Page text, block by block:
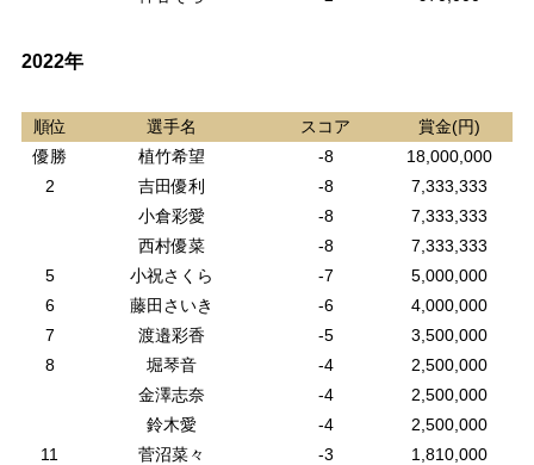
2022年
順位 選手名 スコア
賞金(円)
優勝
植竹希望 -8
18,000,000
2
吉田優利 -8
7,333,333
小倉彩愛
-8
7,333,333
西村優菜
-8
7,333,333
5
小祝さくら -7
5,000,000
6
藤田さいき -6
4,000,000
7
渡邉彩香 -5
3,500,000
8
堀琴音 -4
2,500,000
金澤志奈
-4
2,500,000
鈴木愛
-4
2,500,000
11
菅沼菜々 -3
1,810,000